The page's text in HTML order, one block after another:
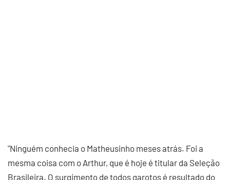
"Ninguém conhecia o Matheusinho meses atrás. Foi a
mesma coisa com o Arthur, que é hoje é titular da Seleção
Brasileira. O surgimento de todos garotos é resultado do